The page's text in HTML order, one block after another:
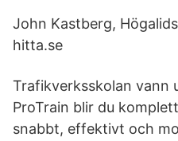
John Kastberg,
hitta.se
Trafikverksskolan vann
ProTrain blir du
snabbt, effektivt och